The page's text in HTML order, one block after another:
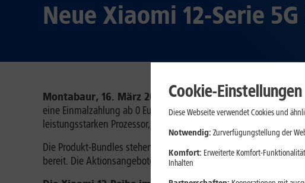
Neue Xiaomi 12-Serie
Montabaur, 16. März 2022
. Die beiden neuen Smartphones
eine Einmalzahlung ab 0 Euro erhältlich. Zu jeder Bestellung gibt
leistungsstarken Prozessor, erstklassige AMOLED-Displays sowie
Die Produkt-Bundles stehen in Kombination mit den All-Net-Flats
bereit. Die Aktionsangebote stehen bis zum 28. März 2022 zur
Cookie-Einstellungen
Diese Webseite verwendet Cookies und
Notwendig: Zurverfügungstellung der
Komfort: Erweiterte Komfort-
Inhalten